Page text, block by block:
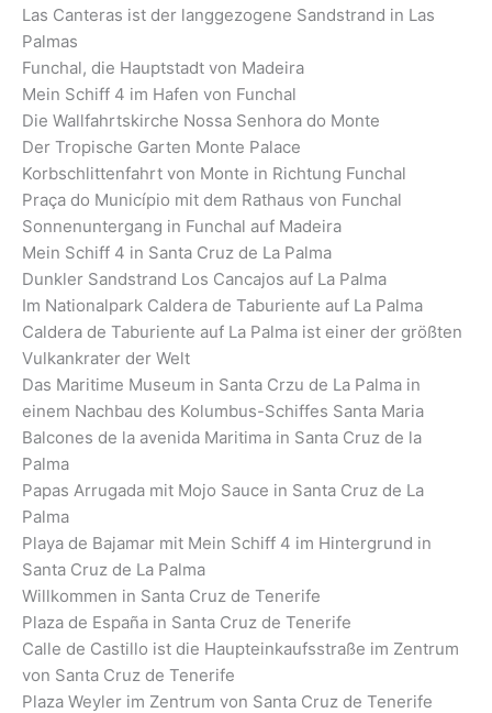
Las Canteras ist der langgezogene Sandstrand in Las
Palmas
Funchal, die Hauptstadt von Madeira
Mein Schiff 4 im Hafen von Funchal
Die Wallfahrtskirche Nossa Senhora do Monte
Der Tropische Garten Monte Palace
Korbschlittenfahrt von Monte in Richtung Funchal
Praça do Município mit dem Rathaus von Funchal
Sonnenuntergang in Funchal auf Madeira
Mein Schiff 4 in Santa Cruz de La Palma
Dunkler Sandstrand Los Cancajos auf La Palma
Im Nationalpark Caldera de Taburiente auf La Palma
Caldera de Taburiente auf La Palma ist einer der größten
Vulkankrater der Welt
Das Maritime Museum in Santa Crzu de La Palma in
einem Nachbau des Kolumbus-Schiffes Santa Maria
Balcones de la avenida Maritima in Santa Cruz de la
Palma
Papas Arrugada mit Mojo Sauce in Santa Cruz de La
Palma
Playa de Bajamar mit Mein Schiff 4 im Hintergrund in
Santa Cruz de La Palma
Willkommen in Santa Cruz de Tenerife
Plaza de España in Santa Cruz de Tenerife
Calle de Castillo ist die Haupteinkaufsstraße im Zentrum
von Santa Cruz de Tenerife
Plaza Weyler im Zentrum von Santa Cruz de Tenerife